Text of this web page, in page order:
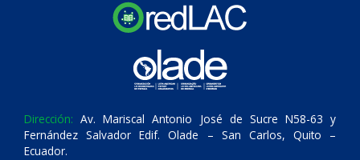
Dirección: Av. Mariscal Antonio José de Sucre N58-63 y
Fernández Salvador Edif. Olade – San Carlos, Quito –
Ecuador.